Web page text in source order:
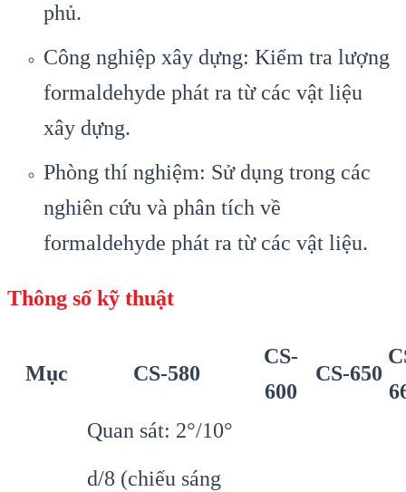
phủ.
Công nghiệp xây dựng: Kiểm tra lượng
formaldehyde phát ra từ các vật liệu
xây dựng.
Phòng thí nghiệm: Sử dụng trong các
nghiên cứu và phân tích về
formaldehyde phát ra từ các vật liệu.
Thông số kỹ thuật
Mục CS-580
CS-
600
CS-650
Quan sát: 2°/10°
d/8 (chiếu sáng